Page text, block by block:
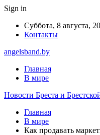
Sign in
Суббота, 8 августа,
Контакты
angelsband.by
Главная
В мире
Новости Бреста и
Главная
В мире
Как продавать